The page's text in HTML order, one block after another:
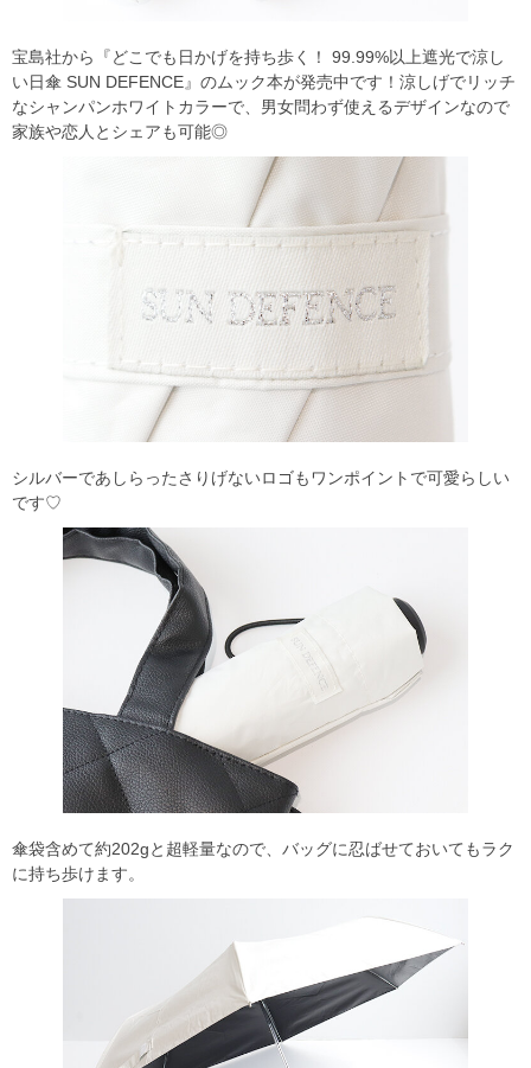
宝島社から『どこでも日かげを持ち歩く！ 99.99%以上遮光で涼し
い日傘 SUN DEFENCE』のムック本が発売中です！涼しげでリッチ
なシャンパンホワイトカラーで、男女問わず使えるデザインなので
家族や恋人とシェアも可能◎
シルバーであしらったさりげないロゴもワンポイントで可愛らしい
です♡
傘袋含めて約202gと超軽量なので、バッグに忍ばせておいてもラク
に持ち歩けます。